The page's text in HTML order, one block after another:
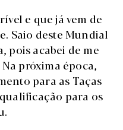
e que já vem de
Saio deste Mundial
pois acabei de me
próxima época,
para as Taças
para os